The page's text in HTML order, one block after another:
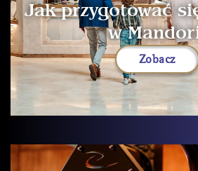
Jak przygotować
w
Zobacz